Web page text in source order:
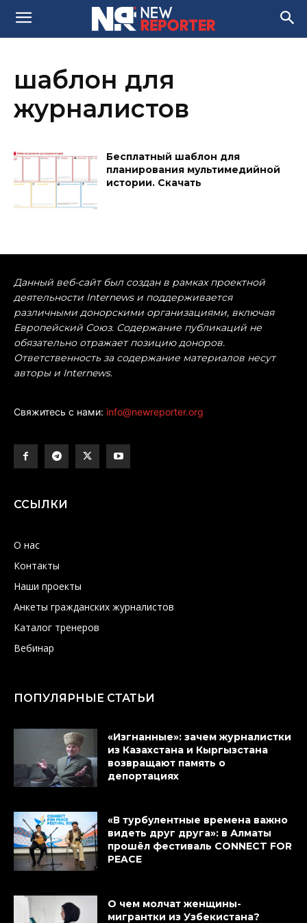
шаблон для
журналистов
Бесплатный шаблон для
планирования мультимедийной
истории. Скачать
Данный веб-сайт был создан в рамках проектной
деятельности Internews и поддерживается
различными донорскими организациями, включая
Европейский Союз. Содержание публикаций не
обязательно отражает позицию доноров.
Ответственность за содержание материалов несут
авторы и Internews.
Свяжитесь с нами: info@newreporter.org
ССЫЛКИ
О нас
Контакты
Наши проекты
Анкеты гражданских журналистов
Каталог тренеров
Вебинар
ПОПУЛЯРНЫЕ СТАТЬИ
«Изгнанные»: зачем журналистки
из Казахстана и Кыргызстана
возвращают память о
депортациях
«В турбулентные времена важно
видеть друг друга»: в Алматы
прошёл фестиваль CONNECT FOR
PEACE
О чем молчат женщины-
мигрантки из Узбекистана?